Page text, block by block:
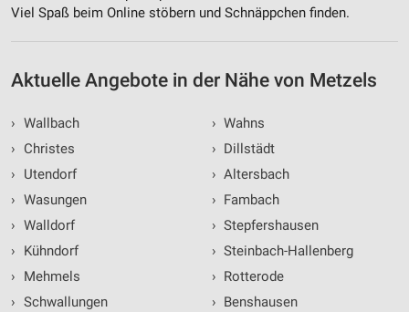
Viel Spaß beim Online stöbern und Schnäppchen finden.
Aktuelle Angebote in der Nähe von Metzels
› Wallbach
›
Christes
›
Utendorf
› Wasungen
› Walldorf
›
Kühndorf
›
Mehmels
› Schwallungen
› Wahns
› Dillstädt
› Altersbach
› Fambach
› Stepfershausen
› Steinbach-Hallenberg
› Rotterode
› Benshausen